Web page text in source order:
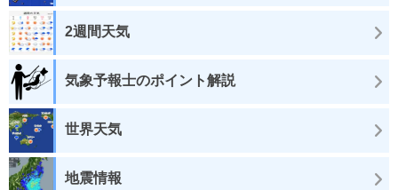
2週間天気
気象予報士のポイント解説
世界天気
地震情報